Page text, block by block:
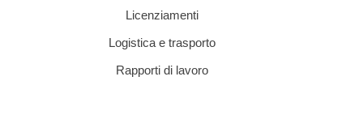
Licenziamenti
Logistica e trasporto
Rapporti di lavoro